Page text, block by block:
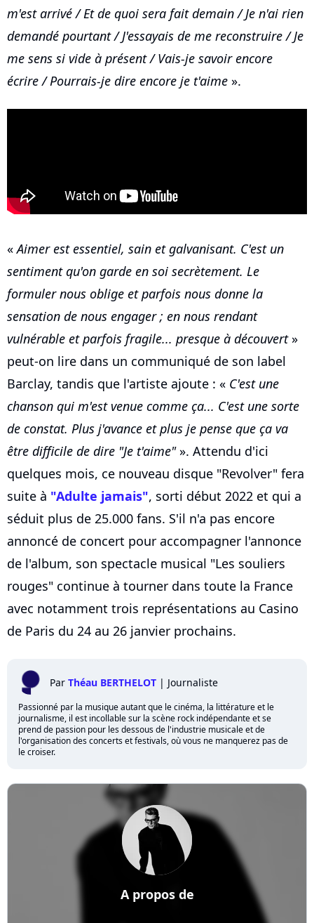
m'est arrivé / Et de quoi sera fait demain / Je n'ai rien
demandé pourtant / J'essayais de me reconstruire / Je
me sens si vide à présent / Vais-je savoir encore
écrire / Pourrais-je dire encore je t'aime ».
«Aimer est essentiel, sain et galvanisant. C'est un
sentiment qu'on garde en soi secrètement. Le
formuler nous oblige et parfois nous donne la
sensation de nous engager ; en nous rendant
vulnérable et parfois fragile... presque à découvert»
peut-on lire dans un communiqué de son label
Barclay, tandis que l'artiste ajoute : « C'est une
chanson qui m'est venue comme ça... C'est une sorte
de constat. Plus j'avance et plus je pense que ça va
être difficile de dire "Je t'aime"». Attendu d'ici
quelques mois, ce nouveau disque "Revolver" fera
suite à "Adulte jamais", sorti début 2022 et qui a
séduit plus de 25.000 fans. S'il n'a pas encore
annoncé de concert pour accompagner l'annonce
de l'album, son spectacle musical "Les souliers
rouges" continue à tourner dans toute la France
avec notamment trois représentations au Casino
de Paris du 24 au 26 janvier prochains.
Par Théau BERTHELOT | Journaliste
Passionné par la musique autant que le cinéma, la littérature et le
journalisme, il est incollable sur la scène rock indépendante et se
prend de passion pour les dessous de l'industrie musicale et de
l'organisation des concerts et festivals, où vous ne manquerez pas de
le croiser.
A propos de